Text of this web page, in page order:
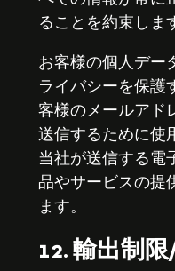
ることを約束しま
お客様の個人デー
ライバシーを保護
客様のメールアド
送信するために使
当社が送信する電
品やサービスの提
ます。
12. 輸出制